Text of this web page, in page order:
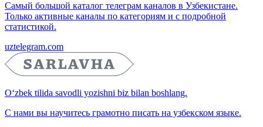
Самый большой каталог телеграм каналов в Узбекистане.
Только активные каналы по категориям и с подробной
статистикой.
uztelegram.com
O‘zbek tilida savodli yozishni biz bilan boshlang.
С нами вы научитесь грамотно писать на узбекском языке.